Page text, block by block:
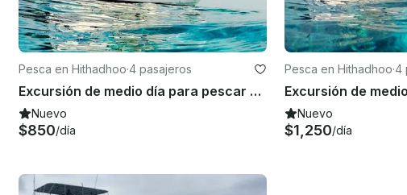
Pesca en Hithadhoo·4 pasajeros
Excursión de medio día para pescar en la ciudad de Addu, Maldivas
Nuevo
$850/día
Pesca en Hithadhoo·4
Nuevo
$1,250/día